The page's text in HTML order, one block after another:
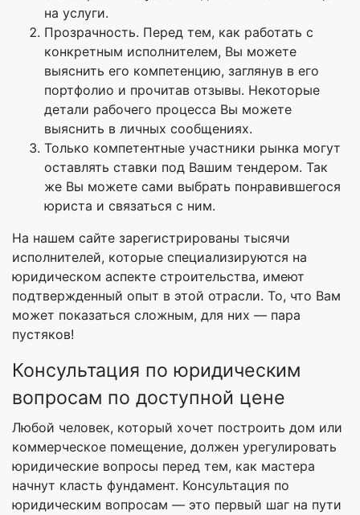
на услуги.
Прозрачность. Перед тем, как работать с
конкретным исполнителем, Вы можете
выяснить его компетенцию, заглянув в его
портфолио и прочитав отзывы. Некоторые
детали рабочего процесса Вы можете
выяснить в личных сообщениях.
Только компетентные участники рынка могут
оставлять ставки под Вашим тендером. Так
же Вы можете сами выбрать понравившегося
юриста и связаться с ним.
На нашем сайте зарегистрированы тысячи
исполнителей, которые специализируются на
юридическом аспекте строительства, имеют
подтвержденный опыт в этой отрасли. То, что Вам
может показаться сложным, для них — пара
пустяков!
Консультация по юридическим
вопросам по доступной цене
Любой человек, который хочет построить дом или
коммерческое помещение, должен урегулировать
юридические вопросы перед тем, как мастера
начнут класть фундамент. Консультация по
юридическим вопросам — это первый шаг на пути